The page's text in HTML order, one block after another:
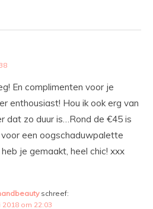
En complimenten voor je
enthousiast! Hou ik ook erg van
dat zo duur is…Rond de €45 is
een oogschaduwpalette
je gemaakt, heel chic! xxx
schreef:
2018 om 22:03